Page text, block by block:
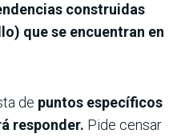
construidas
que se encuentran en
de puntos específicos
responder. Pide censar